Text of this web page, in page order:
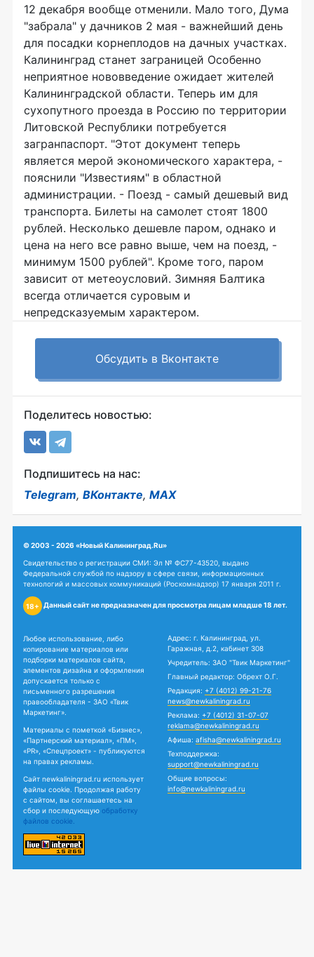
12 декабря вообще отменили. Мало того, Дума
"забрала" у дачников 2 мая - важнейший день
для посадки корнеплодов на дачных участках.
Калининград станет заграницей Особенно
неприятное нововведение ожидает жителей
Калининградской области. Теперь им для
сухопутного проезда в Россию по территории
Литовской Республики потребуется
загранпаспорт. "Этот документ теперь
является мерой экономического характера, -
пояснили "Известиям" в областной
администрации. - Поезд - самый дешевый вид
транспорта. Билеты на самолет стоят 1800
рублей. Несколько дешевле паром, однако и
цена на него все равно выше, чем на поезд, -
минимум 1500 рублей". Кроме того, паром
зависит от метеоусловий. Зимняя Балтика
всегда отличается суровым и
непредсказуемым характером.
Обсудить в Вконтакте
Поделитесь новостью:
Подпишитесь на нас:
Telegram, ВКонтакте, MAX
© 2003 - 2026 «Новый Калининград.Ru»
Свидетельство о регистрации СМИ: Эл № ФС77-43520, выдано
Федеральной службой по надзору в сфере связи, информационных
технологий и массовых коммуникаций (Роскомнадзор) 17 января 2011 г.
18+ Данный сайт не предназначен для просмотра лицам младше 18 лет.
Любое использование, либо
копирование материалов или
подборки материалов сайта,
элементов дизайна и оформления
допускается только с
письменного разрешения
правообладателя - ЗАО «Твик
Маркетинг».
Материалы с пометкой «Бизнес»,
«Партнерский материал», «ПМ»,
«PR», «Спецпроект» - публикуются
на правах рекламы.
Сайт newkaliningrad.ru использует
файлы cookie. Продолжая работу
с сайтом, вы соглашаетесь на
сбор и последующую обработку
файлов cookie.
Адрес: г. Калининград, ул.
Гаражная, д.2, кабинет 308
Учредитель: ЗАО "Твик Маркетинг"
Главный редактор: Обрехт О.Г.
Редакция: +7 (4012) 99-21-76
news@newkaliningrad.ru
Реклама: +7 (4012) 31-07-07
reklama@newkaliningrad.ru
Афиша: afisha@newkaliningrad.ru
Техподдержка:
support@newkaliningrad.ru
Общие вопросы:
info@newkaliningrad.ru